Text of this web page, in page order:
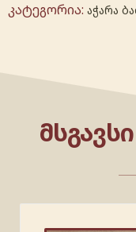
კატეგორია: აჭარა